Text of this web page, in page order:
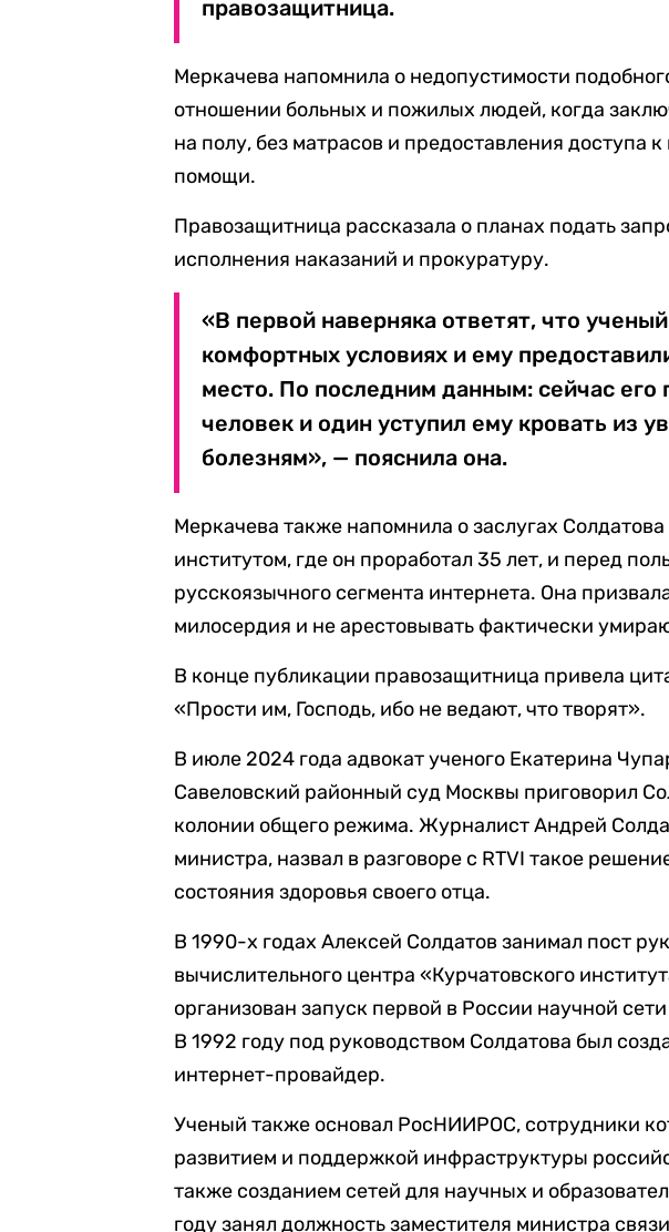
правозащитница.
Меркачева напомнила о недопустимости
отношении больных и пожилых людей, когда
на полу, без матрасов и предоставления доступа
помощи.
Правозащитница рассказала о планах подать
исполнения наказаний и прокуратуру.
«В первой наверняка ответят, что
комфортных условиях и ему
место. По последним данным: сейчас его
человек и один уступил ему кровать из
болезням», — пояснила она.
Меркачева также напомнила о заслугах
институтом, где он проработал 35 лет, и перед
русскоязычного сегмента интернета. Она
милосердия и не арестовывать фактически
В конце публикации правозащитница привела
«Прости им, Господь, ибо не ведают, что творят».
В июле 2024 года адвокат ученого Екатерина
Савеловский районный суд Москвы приговорил
колонии общего режима. Журналист Андрей
министра, назвал в разговоре с RTVI такое
состояния здоровья своего отца.
В 1990-х годах Алексей Солдатов занимал пост
вычислительного центра «Курчатовского
организован запуск первой в России научной
В 1992 году под руководством Солдатова был
интернет-провайдер.
Ученый также основал РосНИИРОС, сотрудники
развитием и поддержкой инфраструктуры
также созданием сетей для научных и
году занял должность заместителя министра